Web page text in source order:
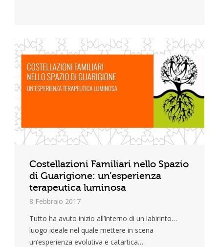
Costellazioni Familiari nello Spazio
di Guarigione: un’esperienza
terapeutica luminosa
8 Febbraio 2017
Tutto ha avuto inizio all’interno di un labirinto…
luogo ideale nel quale mettere in scena
un’esperienza evolutiva e catartica…